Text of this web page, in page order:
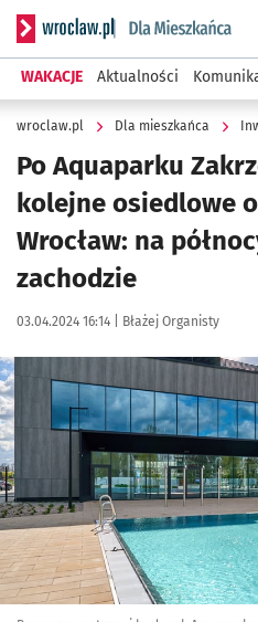
Serwis informacyjny
WAKACJE Aktualności
wroclaw.pl Dla mieszkańca
Po Aquaparku
kolejne osiedlowe
Wrocław: na
zachodzie
Data publikacji:
03.04.2024 16:14 | Autor:
Błażej Organisty
Kliknij, aby powiększyć